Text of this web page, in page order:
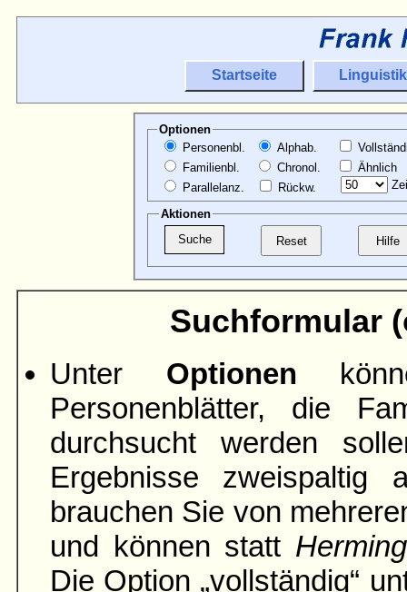
Startseite Linguistik
Optionen
Personenbl.
Familienbl.
Parallelanz.
Alphab.
Chronol.
Rückw.
Ähnlich
Aktionen
Suchformular
Unter Optionen
Personenblätter, die
durch­sucht werden
Ergebnisse zweispaltig
brauchen Sie von
und können statt
Die Option „vollständig“